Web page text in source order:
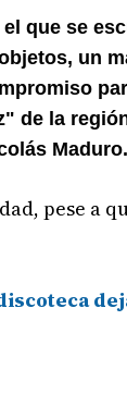
que se
un
de la
Maduro.
pese a